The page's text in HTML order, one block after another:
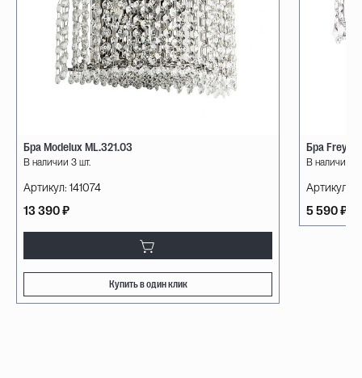
Бра Modelux ML.321.03
В наличии 3 шт.
Артикул: 141074
13 390 ₽
Купить в один клик
Бра Freya
В наличии 0
Артикул:
5 590 ₽